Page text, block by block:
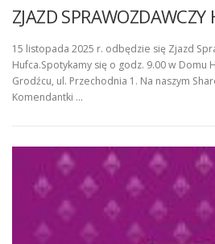
ZJAZD SPRAWOZDAWCZY
15 listopada 2025 r. odbędzie się Zjazd
Hufca.Spotykamy się o godz. 9.00 w Domu
Grodźcu, ul. Przechodnia 1. Na naszym
Komendantki …